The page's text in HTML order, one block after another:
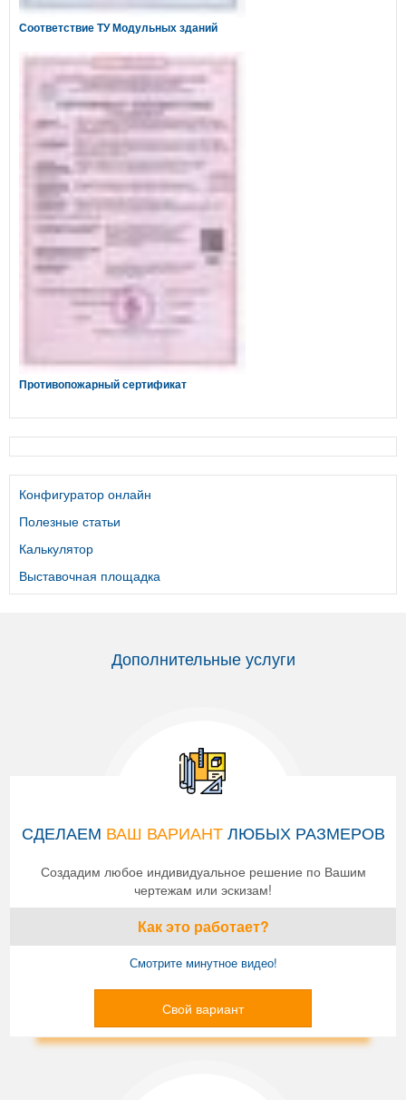
Соответствие ТУ Модульных зданий
Противопожарный сертификат
Конфигуратор онлайн
Полезные статьи
Калькулятор
Выставочная площадка
Дополнительные услуги
СДЕЛАЕМ ВАШ ВАРИАНТЛЮБЫХ РАЗМЕРОВ
Создадим любое индивидуальное решение по Вашим
чертежам или эскизам!
Как это работает?
Смотрите минутное видео!
Свой вариант